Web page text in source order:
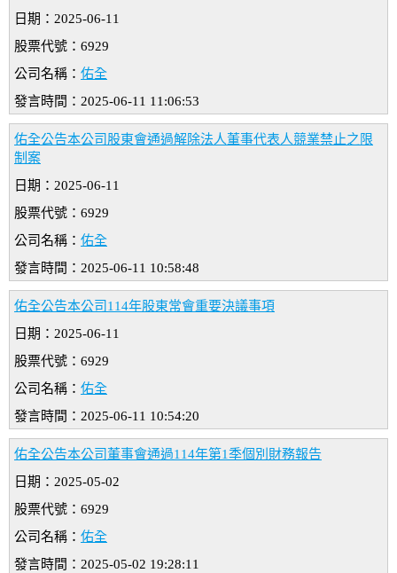
日期：2025-06-11
股票代號：6929
公司名稱： 佑全
發言時間：2025-06-11 11:06:53
佑全公告本公司股東會通過解除法人董事代表人競業禁止之限
制案
日期：2025-06-11
股票代號：6929
公司名稱： 佑全
發言時間：2025-06-11 10:58:48
佑全公告本公司114年股東常會重要決議事項
日期：2025-06-11
股票代號：6929
公司名稱： 佑全
發言時間：2025-06-11 10:54:20
佑全公告本公司董事會通過114年第1季個別財務報告
日期：2025-05-02
股票代號：6929
公司名稱： 佑全
發言時間：2025-05-02 19:28:11